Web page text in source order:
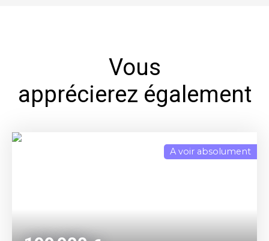
Vous
apprécierez également
A voir absolument